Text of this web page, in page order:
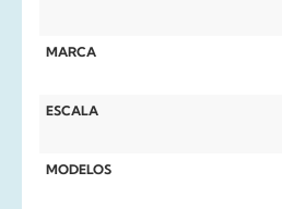
MARCA
ESCALA
MODELOS